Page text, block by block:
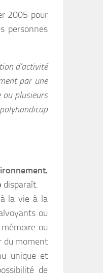
2005 pour
personnes
d’activité
par une
ou plusieurs
disparaît.
la vie à la
ou
ou
du moment
unique et
de